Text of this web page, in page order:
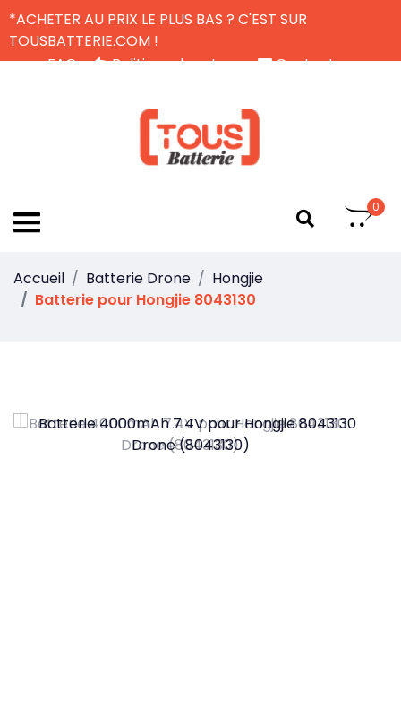
*ACHETER AU PRIX LE PLUS BAS ? C'EST SUR
TOUSBATTERIE.COM !
FAQ
Politique de retour
Contactez-nous
0
Accueil Batterie Drone
Hongjie
Batterie pour Hongjie 8043130